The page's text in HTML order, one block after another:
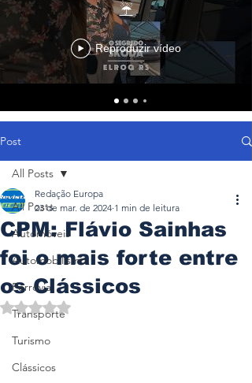
☔
Reproduzir vídeo
Post
All Posts
Automóveis
Automobilismo
Ferrovia
Transporte
Turismo
Clássicos
All Posts
CPM: Flávio Sainhas
foi o mais forte entre
os Clássicos
Redação Europa
23 de mar. de 2024 1 min de leitura
Avaliado com NaN de 5 estrelas.